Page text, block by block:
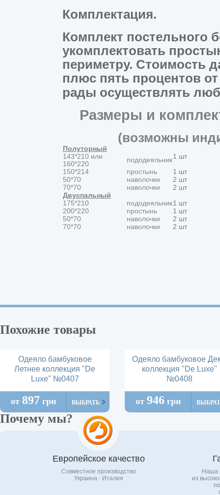
Комплектация.
Комплект постельного
укомплектовать
периметру. Стоимость
плюс пять процентов
рады осуществлять
Размеры и
(возможны
Полуторный
143*210или
160*220
пододеяльник1
150*214
простынь
1 шт
50*70
наволочки
2 шт
70*70
наволочки
2 шт
Двуспальный
175*210
пододеяльник1 шт
200*220
простынь
1 шт
50*70
наволочки
2 шт
70*70
наволочки 2 шт
Похожие товары
Одеяло бамбуковое
Летнее коллекция "De
Luxe" №0407
от 897 грн ВЫБРАТЬ
Одеяло бамбуковое
коллекция "De Luxe"
№0408
от 946грн
Почему мы?
Европейское качество
Совместное производство
Украина - Италия
Наша
из